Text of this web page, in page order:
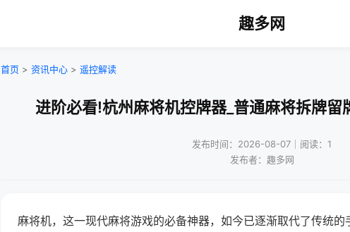
趣多网
首页 > 资讯中心 > 遥控解读
进阶必看!杭州麻将机控牌器_普通麻将拆牌
发布时间：2026-08-07｜阅读：1
发布者：趣多网
麻将机，这一现代麻将游戏的必备神器，如今已逐渐取代了传统